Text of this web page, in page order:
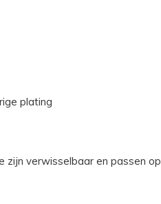
plating
zijn verwisselbaar en passen op